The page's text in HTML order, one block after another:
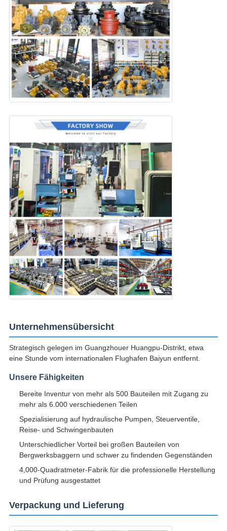
Unternehmensübersicht
Strategisch gelegen im Guangzhouer Huangpu-Distrikt, etwa
eine Stunde vom internationalen Flughafen Baiyun entfernt.
Unsere Fähigkeiten
Bereite Inventur von mehr als 500 Bauteilen mit Zugang zu
mehr als 6.000 verschiedenen Teilen
Spezialisierung auf hydraulische Pumpen, Steuerventile,
Reise- und Schwingenbauten
Unterschiedlicher Vorteil bei großen Bauteilen von
Bergwerksbaggern und schwer zu findenden Gegenständen
4,000-Quadratmeter-Fabrik für die professionelle Herstellung
und Prüfung ausgestattet
Verpackung und Lieferung